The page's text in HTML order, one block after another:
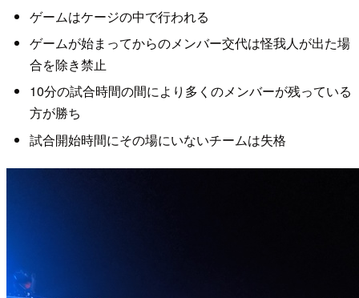
ゲームはケージの中で行われる
ゲームが始まってからのメンバー交代は怪我人が出た場
合を除き禁止
10分の試合時間の間により多くのメンバーが残っている
方が勝ち
試合開始時間にその場にいないチームは失格